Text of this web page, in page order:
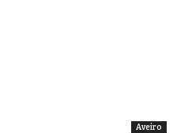
Aveiro